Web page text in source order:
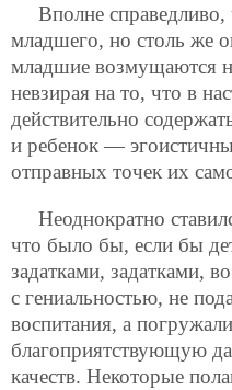
Вполне
младшего, но столь же
младшие возмущаются
невзирая на то, что в
действительно
и ребенок —
отправных точек их
Неоднократно
что было бы, если бы
задатками, задатками,
с гениальностью, не
воспитания, а
благоприятствующую
качеств. Некоторые